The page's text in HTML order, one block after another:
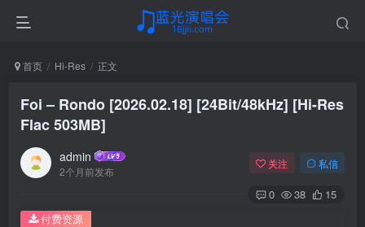
首页 Hi-Res 正文
Foi – Rondo [2026.02.18] [24Bit/48kHz] [Hi-Res
Flac 503MB]
admin
2个月前发布
关注 私信
0 38 15
付费资源